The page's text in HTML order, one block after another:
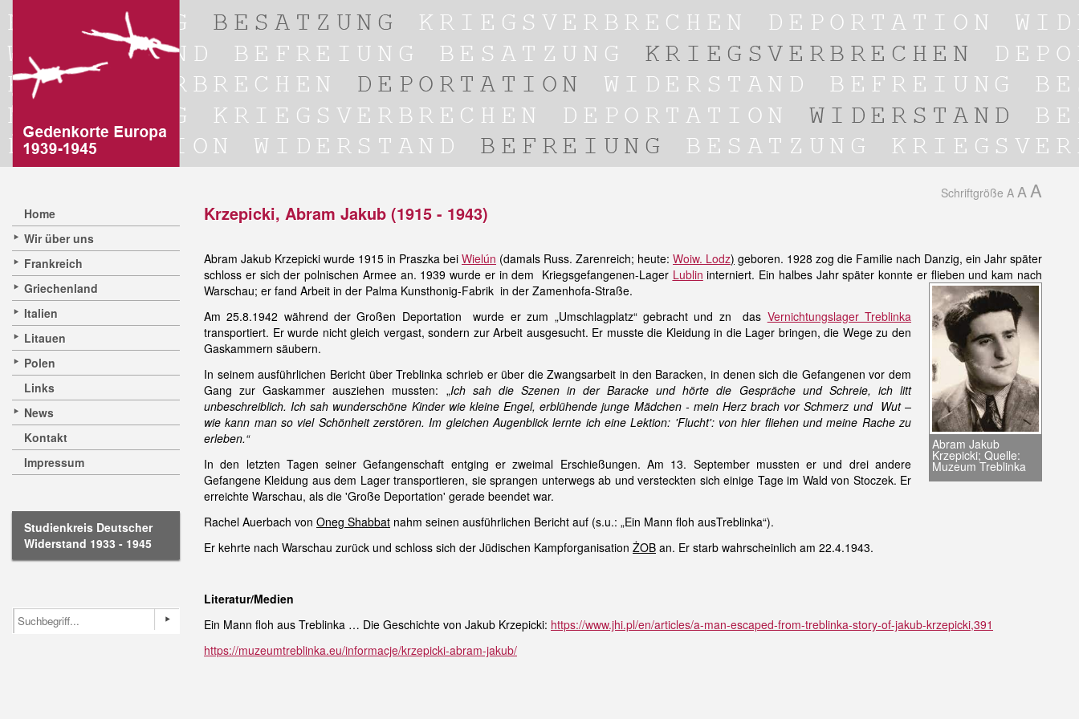
Home
Wir über uns
Frankreich
Griechenland
Italien
Litauen
Polen
Links
News
Kontakt
Impressum
Studienkreis Deutscher
Widerstand 1933 - 1945
Schriftgröße A A A
Krzepicki, Abram Jakub (1915 - 1943)
Abram Jakub Krzepicki wurde 1915 in Praszka bei Wielún (damals Russ. Zarenreich; heute: Woiw. Lodz) geboren. 1928 zog die Familie nach Danzig, ein Jahr später
schloss er sich der polnischen Armee an. 1939 wurde er in dem Kriegsgefangenen-Lager Lublin interniert. Ein halbes Jahr später konnte er flieben und
Abram Jakub
Krzepicki; Quelle:
Muzeum Treblinka
kam nach
Warschau; er fand Arbeit in der Palma Kunsthonig-Fabrik in der Zamenhofa-Straße.
Am 25.8.1942 während der Großen Deportation wurde er zum „Umschlagplatz“ gebracht und zn das Vernichtungslager Treblinka
transportiert. Er wurde nicht gleich vergast, sondern zur Arbeit ausgesucht. Er musste die Kleidung in die Lager bringen, die Wege zu den
Gaskammern säubern.
In seinem ausführlichen Bericht über Treblinka schrieb er über die Zwangsarbeit in den Baracken, in denen sich die Gefangenen vor dem
Gang zur Gaskammer ausziehen mussten: „Ich sah die Szenen in der Baracke und hörte die Gespräche und Schreie, ich litt
unbeschreiblich. Ich sah wunderschöne Kinder wie kleine Engel, erblühende junge Mädchen - mein Herz brach vor Schmerz und Wut –
wie kann man so viel Schönheit zerstören. Im gleichen Augenblick lernte ich eine Lektion: 'Flucht': von hier fliehen und meine Rache zu
erleben.“
In den letzten Tagen seiner Gefangenschaft entging er zweimal Erschießungen. Am 13. September mussten er und drei andere
Gefangene Kleidung aus dem Lager transportieren, sie sprangen unterwegs ab und versteckten sich einige Tage im Wald von Stoczek. Er
erreichte Warschau, als die 'Große Deportation' gerade beendet war.
Rachel Auerbach von Oneg Shabbat nahm seinen ausführlichen Bericht auf (s.u.: „Ein Mann floh ausTreblinka“).
Er kehrte nach Warschau zurück und schloss sich der Jüdischen Kampforganisation ŻOB an. Er starb wahrscheinlich am 22.4.1943.
Literatur/Medien
Ein Mann floh aus Treblinka … Die Geschichte von Jakub Krzepicki: https://www.jhi.pl/en/articles/a-man-escaped-from-treblinka-story-of-jakub-krzepicki,391
https://muzeumtreblinka.eu/informacje/krzepicki-abram-jakub/